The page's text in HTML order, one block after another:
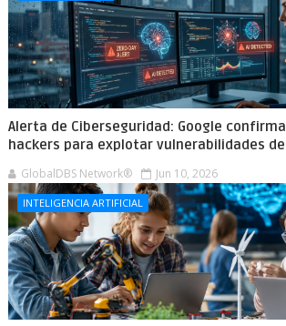
Alerta de Ciberseguridad: Google
hackers para explotar vulnerabilidades de
GlobalDBS Network® Jun 10, 2026
INTELIGENCIA ARTIFICIAL